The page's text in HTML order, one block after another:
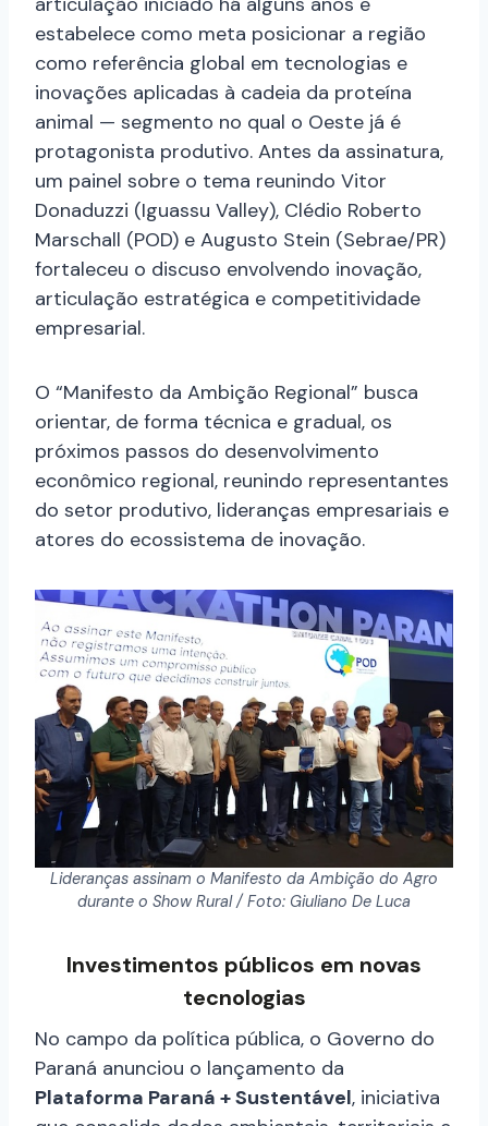
estabelece como meta posicionar a região
como referência global em tecnologias e
inovações aplicadas à cadeia da proteína
animal — segmento no qual o Oeste já é
protagonista produtivo. Antes da assinatura,
um painel sobre o tema reunindo Vitor
Donaduzzi (Iguassu Valley), Clédio Roberto
Marschall (POD) e Augusto Stein (Sebrae/PR)
fortaleceu o discuso envolvendo inovação,
articulação estratégica e competitividade
empresarial.
O “Manifesto da Ambição Regional” busca
orientar, de forma técnica e gradual, os
próximos passos do desenvolvimento
econômico regional, reunindo representantes
do setor produtivo, lideranças empresariais e
atores do ecossistema de inovação.
Lideranças assinam o Manifesto da Ambição do Agro
durante o Show Rural / Foto: Giuliano De Luca
Investimentos públicos em novas
tecnologias
No campo da política pública, o Governo do
Paraná anunciou o lançamento da
Plataforma Paraná + Sustentável, iniciativa